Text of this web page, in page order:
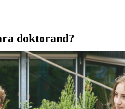
doktorand?